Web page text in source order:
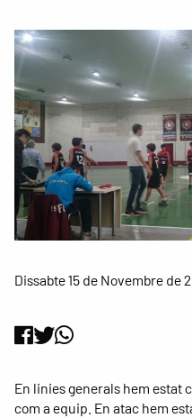
Dissabte 15 de Novembre de
En linies generals hem estat
com a equip. En atac hem